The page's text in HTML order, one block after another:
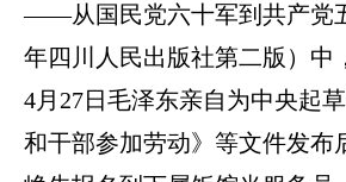
——从国民党六十军到共产党
年四川人民出版社第二版）中
4月27日毛泽东亲自为中央起
和干部参加劳动》等文件发布